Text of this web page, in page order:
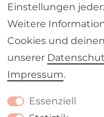
Einstellungen
Weitere
Cookies und
unserer
Impressum.
Essenziell